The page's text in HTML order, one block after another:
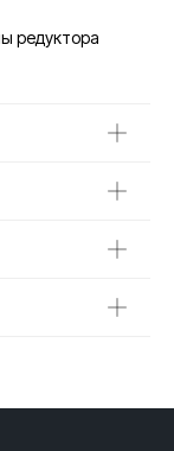
редуктора